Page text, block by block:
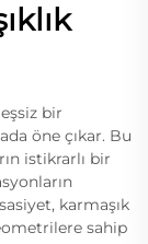
bir
öne çıkar. Bu
istikrarlı bir
karmaşık
sahip